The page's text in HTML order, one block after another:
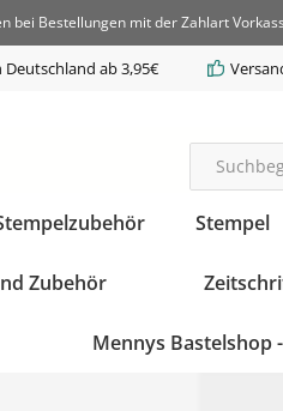
bei Bestellungen mit der Zahlart
ab 3,95€
Stempel
Zubehör
Mennys Bastelshop